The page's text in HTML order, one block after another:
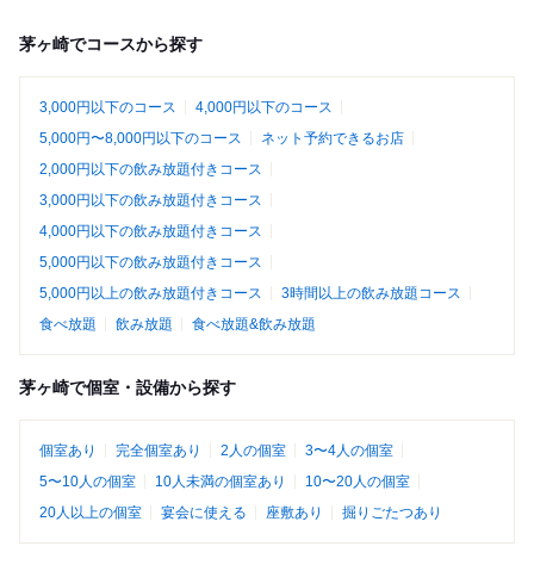
茅ヶ崎でコースから探す
3,000円以下のコース
4,000円以下のコース
5,000円〜8,000円以下のコース
ネット予約できるお店
2,000円以下の飲み放題付きコース
3,000円以下の飲み放題付きコース
4,000円以下の飲み放題付きコース
5,000円以下の飲み放題付きコース
5,000円以上の飲み放題付きコース
3時間以上の飲み放題コース
食べ放題
飲み放題 食べ放題&飲み放題
茅ヶ崎で個室・設備から探す
個室あり 完全個室あり 2人の個室
3〜4人の個室
5〜10人の個室
10人未満の個室あり
10〜20人の個室
20人以上の個室
宴会に使える 座敷あり 掘りごたつあり